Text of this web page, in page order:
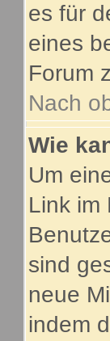
es für
eines
Forum
Nach
Wie
Um
Link im
sind
neue
indem